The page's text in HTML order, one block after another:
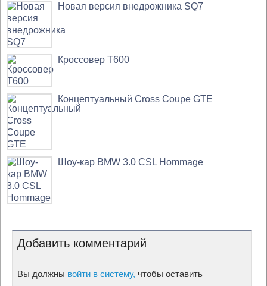
Новая версия внедрожника SQ7
Кроссовер T600
Концептуальный Cross Coupe GTE
Шоу-кар BMW 3.0 CSL Hommage
Добавить комментарий
Вы должны войти в систему, чтобы оставить